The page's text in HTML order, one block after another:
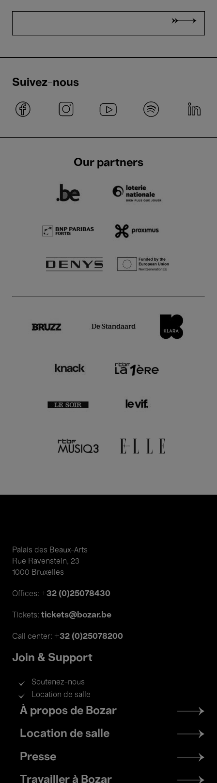
Suivez-nous
Our partners
Palais des Beaux-Arts
Rue Ravenstein, 23
1000 Bruxelles
Offices: +32 (0)25078430
Tickets: tickets@bozar.be
Call center: +32 (0)25078200
Join & Support
Soutenez-nous
Location de salle
Footer
menu
À propos de Bozar
Location de salle
Presse
Travailler à Bozar